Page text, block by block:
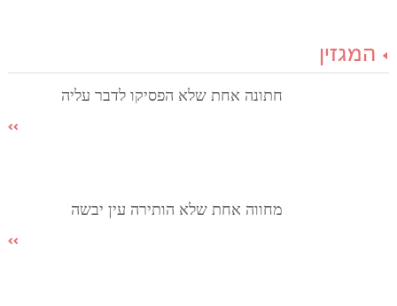
המגזין
חתונה אחת שלא הפסיקו לדבר עליה
מחווה אחת שלא הותירה עין יבשה